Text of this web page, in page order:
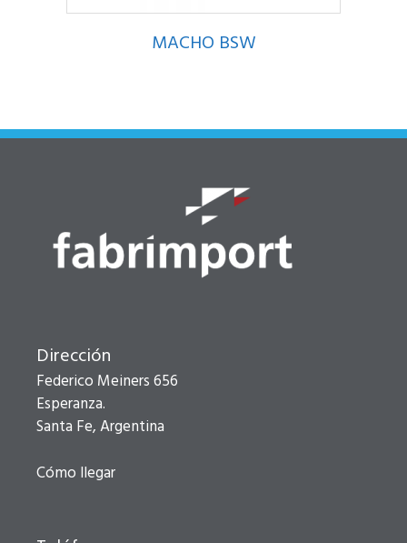
MACHO BSW
Dirección
Federico Meiners 656
Esperanza.
Santa Fe, Argentina
Cómo llegar